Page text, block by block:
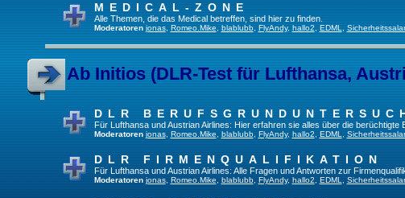
MEDICAL-ZONE
Alle Themen, die das Medical betreffen, sind hier zu finden.
Moderatoren jonas, Romeo.Mike blablubb, FlyAndy, hallo2 EDML
Ab Initios (DLR-Test für Lufthansa,
DLR
Für Lufthansa und Austrian Airlines: Hier erfahren sie alles über die
Moderatoren jonas, Romeo.Mike blablubb, FlyAndy, hallo2 EDML
DLR FIRMENQUALIFIKATION
Für Lufthansa und Austrian Airlines: Alle Fragen und Antworten zur
Moderatoren jonas, Romeo.Mike blablubb, FlyAndy, hallo2 EDML